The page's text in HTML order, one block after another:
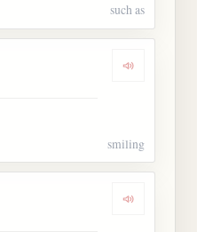
such as
Dengarkan
smiling
Dengarkan